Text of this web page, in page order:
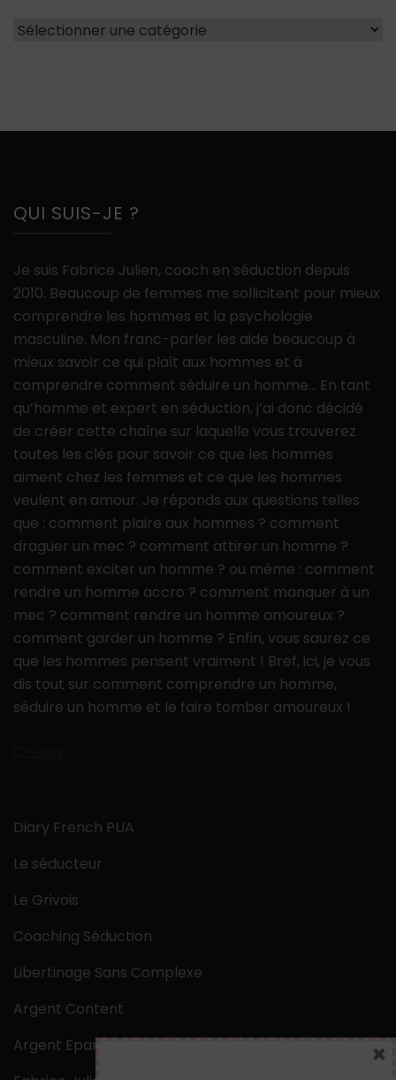
Catégories
QUI SUIS-JE ?
Je suis Fabrice Julien, coach en séduction depuis
2010. Beaucoup de femmes me sollicitent pour mieux
comprendre les hommes et la psychologie
masculine. Mon franc-parler les aide beaucoup à
mieux savoir ce qui plaît aux hommes et à
comprendre comment séduire un homme… En tant
qu’homme et expert en séduction, j’ai donc décidé
de créer cette chaîne sur laquelle vous trouverez
toutes les clés pour savoir ce que les hommes
aiment chez les femmes et ce que les hommes
veulent en amour. Je réponds aux questions telles
que : comment plaire aux hommes ? comment
draguer un mec ? comment attirer un homme ?
comment exciter un homme ? ou même : comment
rendre un homme accro ? comment manquer à un
mec ? comment rendre un homme amoureux ?
comment garder un homme ? Enfin, vous saurez ce
que les hommes pensent vraiment ! Bref, ici, je vous
dis tout sur comment comprendre un homme,
séduire un homme et le faire tomber amoureux !
Diary French PUA
Le séducteur
Le Grivois
Coaching Séduction
Libertinage Sans Complexe
Argent Content
Argent Epargne
×